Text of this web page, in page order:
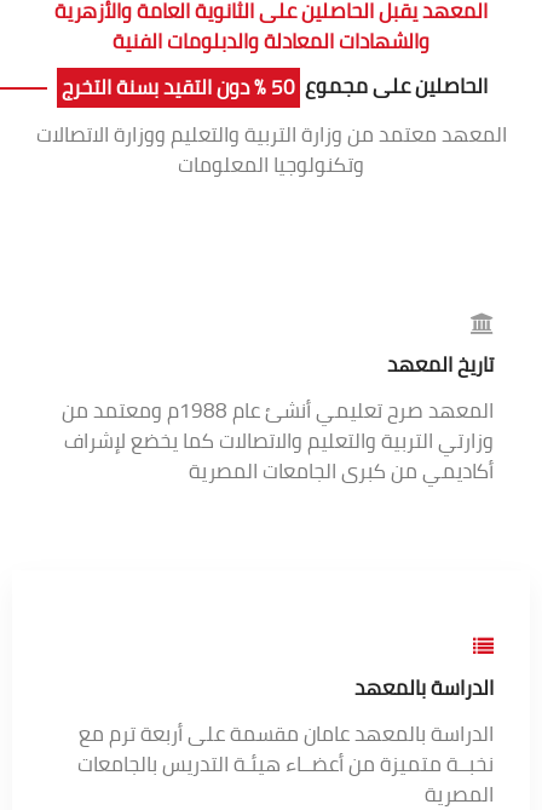
المعهد يقبل الحاصلين على الثانوية العامة والأزهرية
والشهادات المعادلة والدبلومات الفنية
الحاصلين على مجموع 50 % دون التقيد بسنة التخرج
المعهد معتمد من وزارة التربية والتعليم ووزارة الاتصالات
وتكنولوجيا المعلومات
تاريخ المعهد
المعهد صرح تعليمي أنشئ عام 1988م ومعتمد من
وزارتي التربية والتعليم والاتصالات كما يخضع لإشراف
أكاديمي من كبرى الجامعات المصرية
الدراسة بالمعهد
الدراسة بالمعهد عامان مقسمة على أربعة ترم مع
نخبــة متميزة من أعضــاء هيئـة التدريس بالجامعات
المصرية